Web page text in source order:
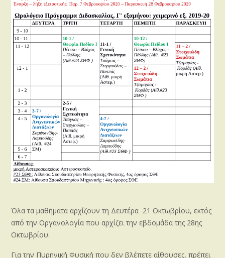
Όλα τα μαθήματα αρχίζουν τη Δευτέρα 21 Οκτωβρίου, εκτός
από την Οργανολογία που αρχίζει την εβδομάδα της 28ης
Οκτωβρίου.
Για την Πυρηνική Φυσική που δεν βλέπετε αίθουσες, πρέπει